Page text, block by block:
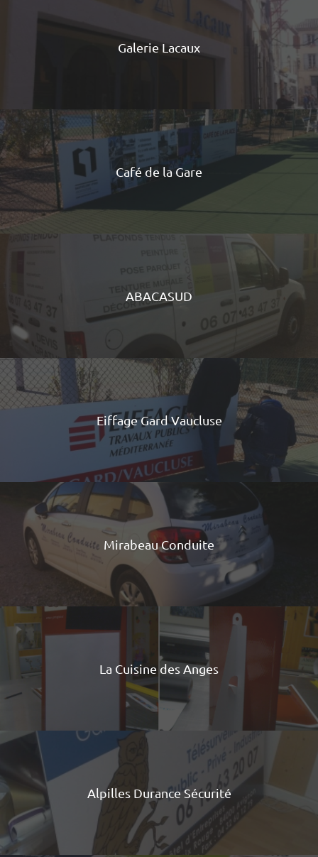
Galerie Lacaux
Café de la Gare
ABACASUD
Eiffage Gard Vaucluse
Mirabeau Conduite
La Cuisine des Anges
Alpilles Durance Sécurité